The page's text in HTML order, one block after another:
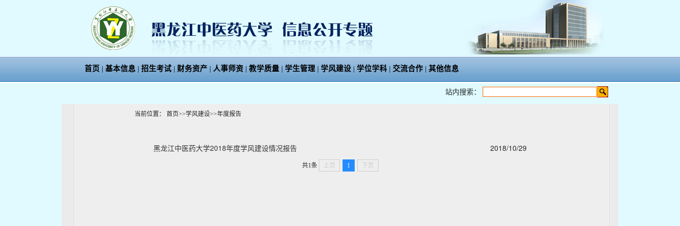
首页 | 基本信息 | 招生考试 | 财务资产 | 人事师资 | 教学质量 | 学生管理 | 学风建设 | 学位学科 | 交流合作 | 其他信息
站内搜索：
当前位置： 首页>>学风建设>>年度报告
黑龙江中医药大学2018年度学风建设情况报告 2018/10/29
共1条 上页 1 下页